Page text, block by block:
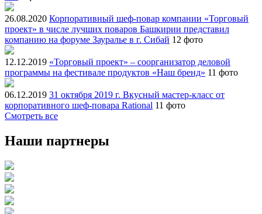
26.08.2020 Корпоративный шеф-повар компании «Торговый
проект» в числе лучших поваров Башкирии представил
компанию на форуме Зауралье в г. Сибай 12 фото
12.12.2019 «Торговый проект» – соорганизатор деловой
программы на фестивале продуктов «Наш бренд» 11 фото
06.12.2019 31 октября 2019 г. Вкусный мастер-класс от
корпоративного шеф-повара Rational 11 фото
Смотреть все
Наши партнеры